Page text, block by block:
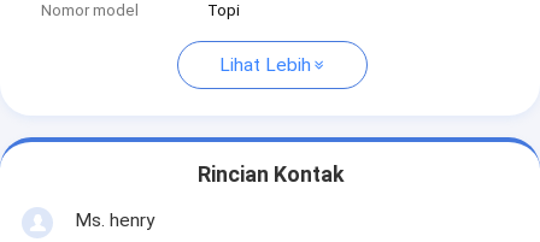
Nomor model
Topi
Lihat Lebih
Rincian Kontak
Ms. henry